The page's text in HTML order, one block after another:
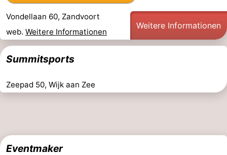
Vondellaan 60, Zandvoort
web. Weitere Informationen
Weitere Informationen
Summitsports
Zeepad 50, Wijk aan Zee
Eventmaker